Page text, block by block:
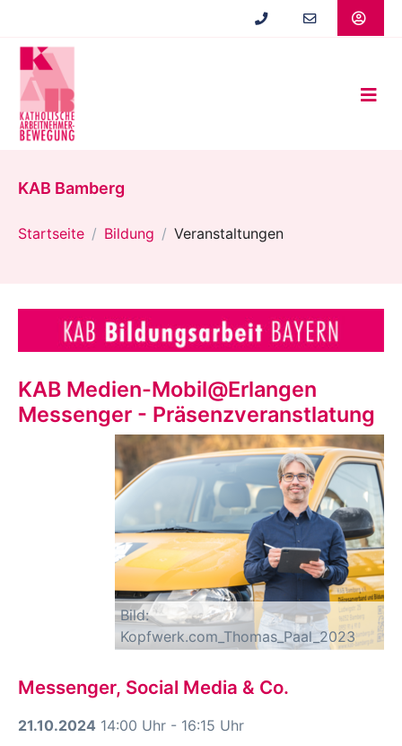
springen
KAB Bamberg
Startseite Bildung Veranstaltungen
KAB Medien-Mobil@Erlangen
Messenger - Präsenzveranstlatung
Bild:
Kopfwerk.com_Thomas_Paal_2023
Messenger, Social Media & Co.
21.10.2024 14:00 Uhr - 16:15 Uhr